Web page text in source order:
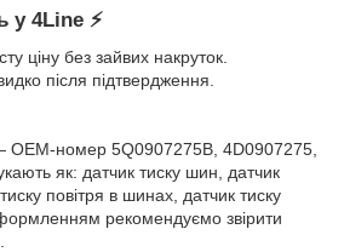
4Line ⚡
ціну без зайвих накруток.
після підтвердження.
OEM-номер 5Q0907275B, 4D0907275,
як: датчик тиску шин, датчик
повітря в шинах, датчик тиску
рекомендуємо звірити